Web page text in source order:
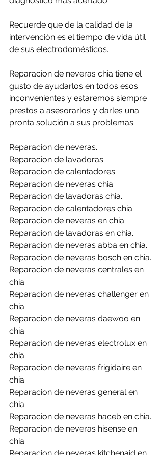
Recuerde que de la calidad de la
intervención es el tiempo de vida útil
de sus electrodomésticos.
Reparacion de neveras chia tiene el
gusto de ayudarlos en todos esos
inconvenientes y estaremos siempre
prestos a asesorarlos y darles una
pronta solución a sus problemas.
Reparacion de neveras.
Reparacion de lavadoras.
Reparacion de calentadores.
Reparacion de neveras chia.
Reparacion de lavadoras chia.
Reparacion de calentadores chia.
Reparacion de neveras en chia.
Reparacion de lavadoras en chia.
Reparacion de neveras abba en chia.
Reparacion de neveras bosch en chia.
Reparacion de neveras centrales en
chia.
Reparacion de neveras challenger en
chia.
Reparacion de neveras daewoo en
chia.
Reparacion de neveras electrolux en
chia.
Reparacion de neveras frigidaire en
chia.
Reparacion de neveras general en
chia.
Reparacion de neveras haceb en chia.
Reparacion de neveras hisense en
chia.